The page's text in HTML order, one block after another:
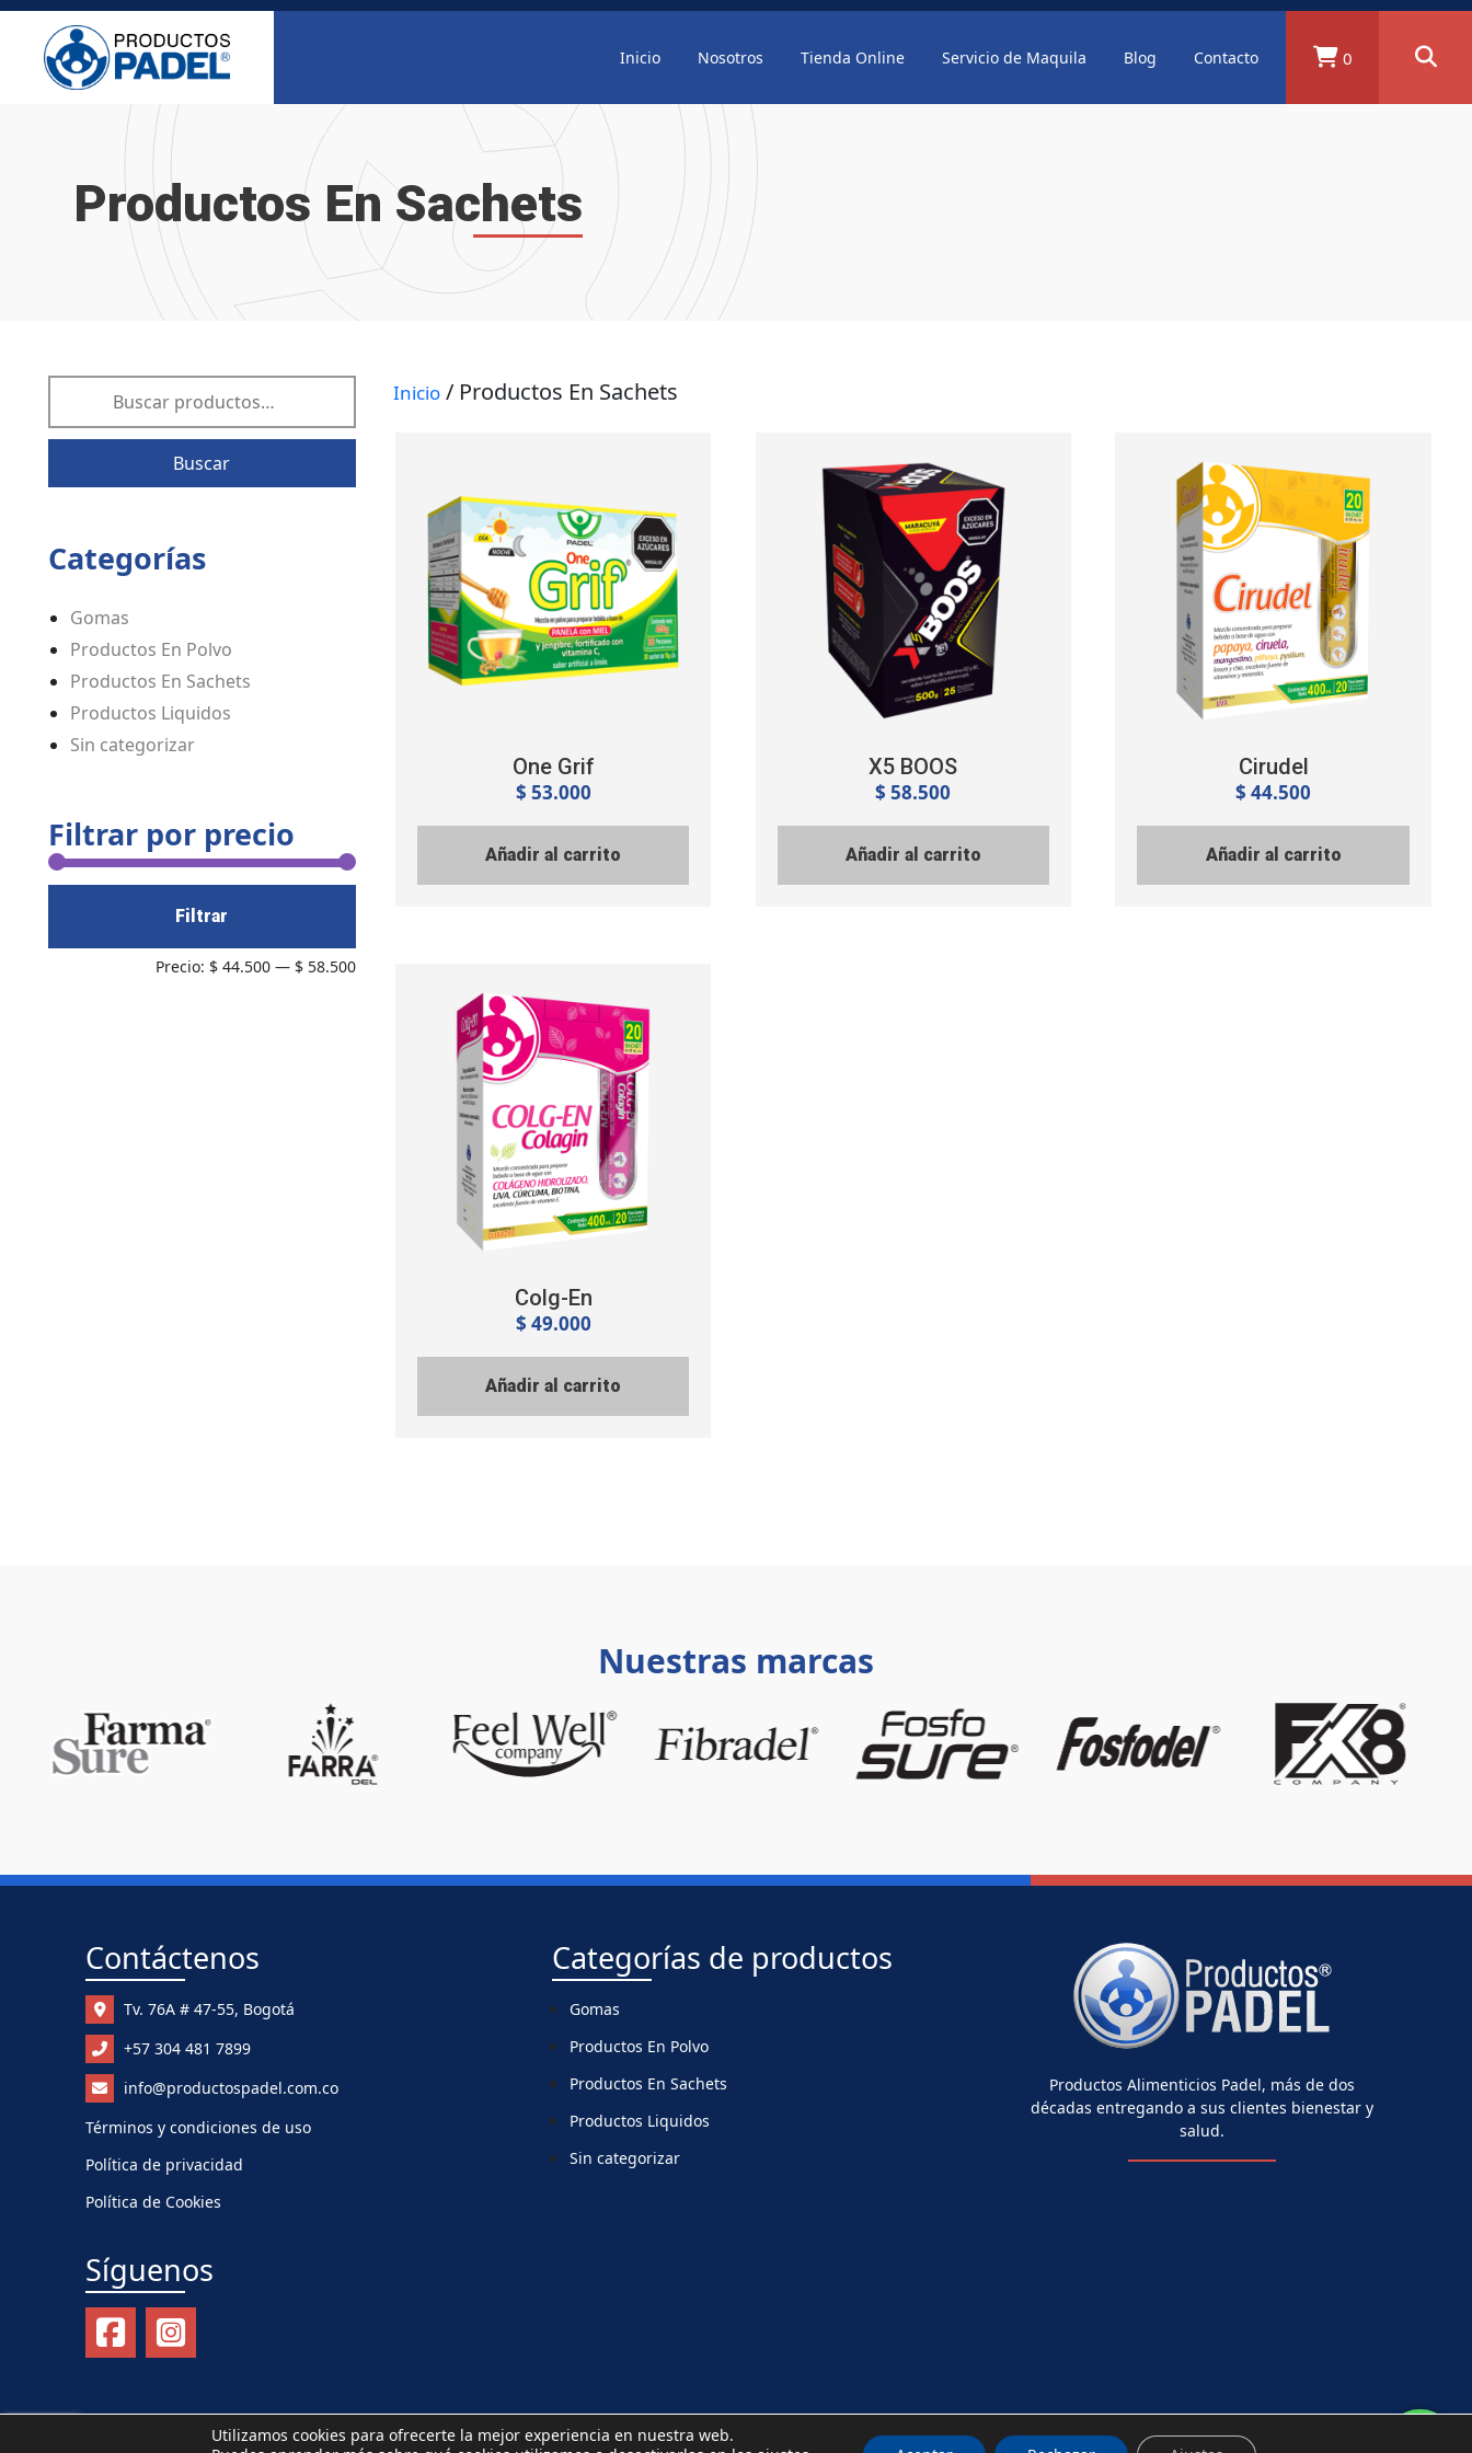
Inicio Nosotros Tienda Online Servicio de Maquila Blog Contacto 0
Productos En Sachets
Buscar
Categorías
Gomas
Productos En Polvo
Productos En Sachets
Productos Liquidos
Sin categorizar
Filtrar por precio
Filtrar
Precio: $ 44.500— $ 58.500
Inicio/ Productos En Sachets
One Grif
$ 53.000
Añadir al carrito
X5 BOOS
$ 58.500
Añadir al carrito
Cirudel
$ 44.500
Añadir al carrito
Colg-En
$ 49.000
Añadir al carrito
Nuestras marcas
Contáctenos
Tv. 76A # 47-55, Bogotá
+57 304 481 7899
info@productospadel.com.co
Términos y condiciones de uso
Política de privacidad
Política de Cookies
Síguenos
Categorías de productos
Gomas
Productos En Polvo
Productos En Sachets
Productos Liquidos
Sin categorizar
Productos Alimenticios Padel, más de dos
décadas entregando a sus clientes bienestar y
salud.
Utilizamos cookies para ofrecerte la mejor experiencia en nuestra web.